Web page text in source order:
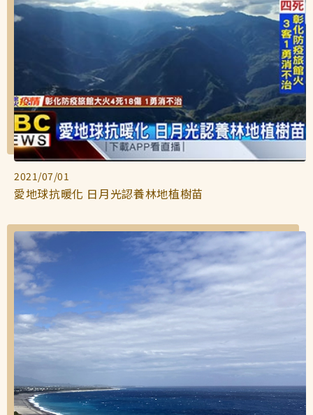
2021/07/01
愛地球抗暖化 日月光認養林地植樹苗